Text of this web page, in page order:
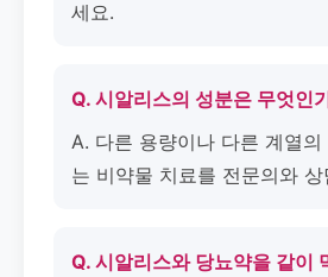
세요.
Q. 시알리스의 성분은 무엇인
A. 다른 용량이나 다른 계열의
는 비약물 치료를 전문의와 상
Q. 시알리스와 당뇨약을 같이